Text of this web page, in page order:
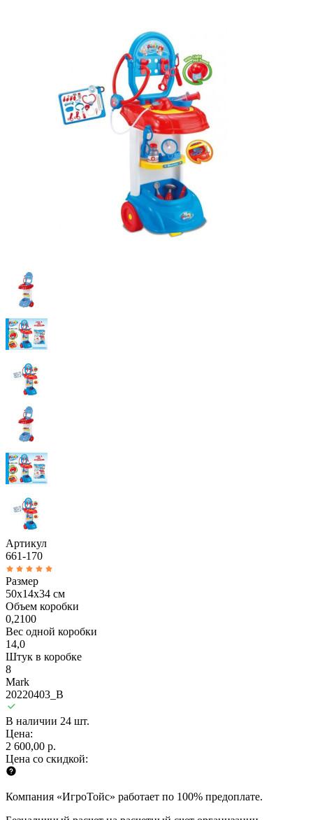
Артикул
661-170
Размер
50х14х34 см
Объем коробки
0,2100
Вес одной коробки
14,0
Штук в коробке
8
Mark
20220403_B
В наличии 24 шт.
Цена:
2 600,00 р.
Цена со скидкой:
Компания «ИгроТойс» работает по 100% предоплате.